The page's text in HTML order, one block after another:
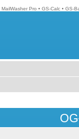
MailWasher Pro • GS-Calc • GS-